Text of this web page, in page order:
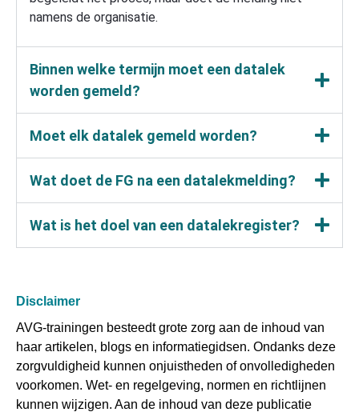
namens de organisatie.
Binnen welke termijn moet een datalek
worden gemeld?
Moet elk datalek gemeld worden?
Wat doet de FG na een datalekmelding?
Wat is het doel van een datalekregister?
Disclaimer
AVG-trainingen besteedt grote zorg aan de inhoud van
haar artikelen, blogs en informatiegidsen. Ondanks deze
zorgvuldigheid kunnen onjuistheden of onvolledigheden
voorkomen. Wet- en regelgeving, normen en richtlijnen
kunnen wijzigen. Aan de inhoud van deze publicatie